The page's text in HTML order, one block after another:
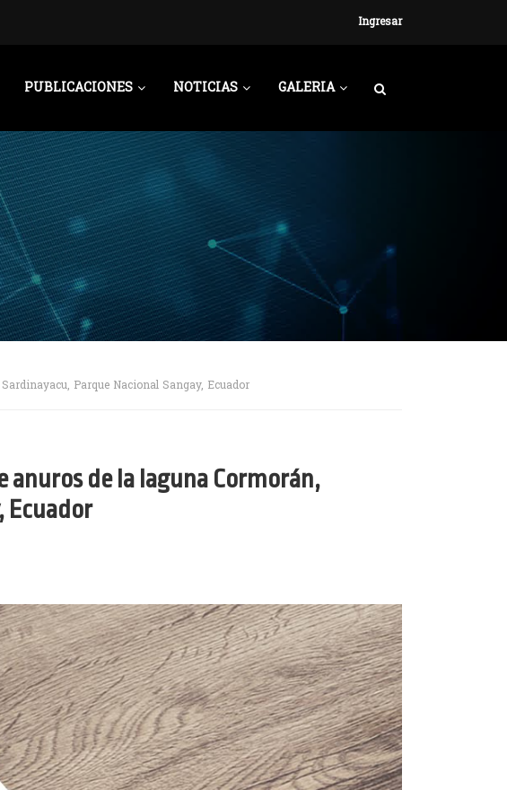
Ingresar
PUBLICACIONES NOTICIAS GALERIA
Parque Nacional Sangay, Ecuador
anuros de la laguna Cormorán,
Ecuador